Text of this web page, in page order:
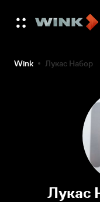
Wink Лукас Набор
Лукас